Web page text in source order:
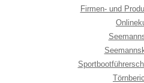
Firmen- und